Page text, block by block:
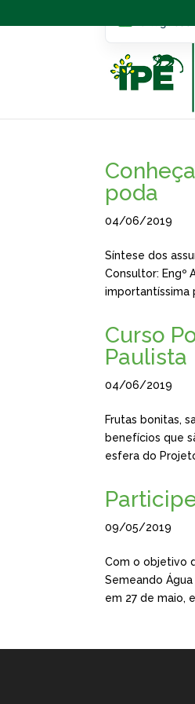
poda
04/06/2019
Síntese dos
Consultor: Engº
importantíssima
Curso
Paulista
04/06/2019
Frutas bonitas,
benefícios que
esfera do
09/05/2019
Com o objetivo
Semeando
em 27 de maio,